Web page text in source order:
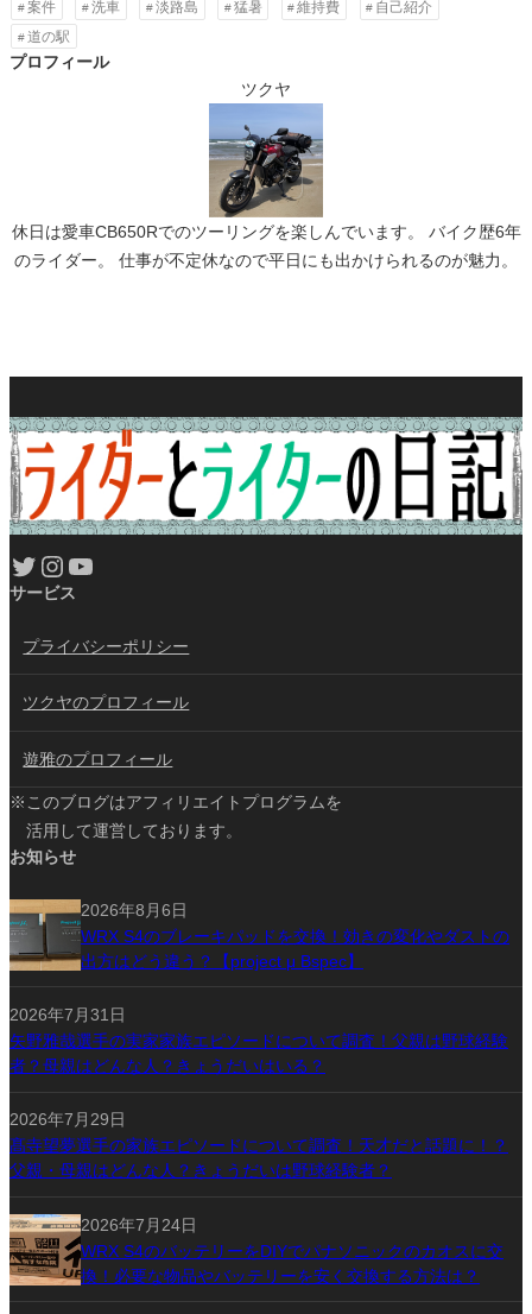
案件
洗車 淡路島 猛暑 維持費
自己紹介
道の駅
プロフィール
ツクヤ
休日は愛車CB650Rでのツーリングを楽しんでいます。 バイク歴6年
のライダー。 仕事が不定休なので平日にも出かけられるのが魅力。
Twitter Instagram YouTube
サービス
プライバシーポリシー
ツクヤのプロフィール
遊雅のプロフィール
※このブログはアフィリエイトプログラムを
活用して運営しております。
お知らせ
2026年8月6日
WRX S4のブレーキパッドを交換！効きの変化やダストの
出方はどう違う？【project μ Bspec】
2026年7月31日
矢野雅哉選手の実家家族エピソードについて調査！父親は野球経験
者？母親はどんな人？きょうだいはいる？
2026年7月29日
髙寺望夢選手の家族エピソードについて調査！天才だと話題に！？
父親・母親はどんな人？きょうだいは野球経験者？
2026年7月24日
WRX S4のバッテリーをDIYでパナソニックのカオスに交
換！必要な物品やバッテリーを安く交換する方法は？